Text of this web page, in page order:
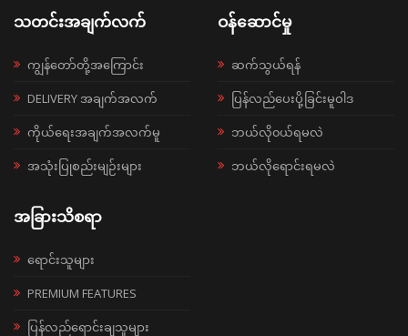
သတင်းအချက်လက်
ကျွန်တော်တို့အကြောင်း
DELIVERY အချက်အလက်
ကိုယ်ရေးအချက်အလက်မူ
အသုံးပြုစည်းမျဉ်းများ
ဝန်ဆောင်မှု
ဆက်သွယ်ရန်
ပြန်လည်ပေးပို့ခြင်းမူဝါဒ
ဘယ်လို၀ယ်ရမလဲ
ဘယ်လိုရောင်းရမလဲ
အခြားသိစရာ
ရောင်းသူများ
PREMIUM FEATURES
ပြန်လည်ရောင်းချသူများ